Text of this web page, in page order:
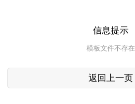
信息提示
模板文件不存在
返回上一页